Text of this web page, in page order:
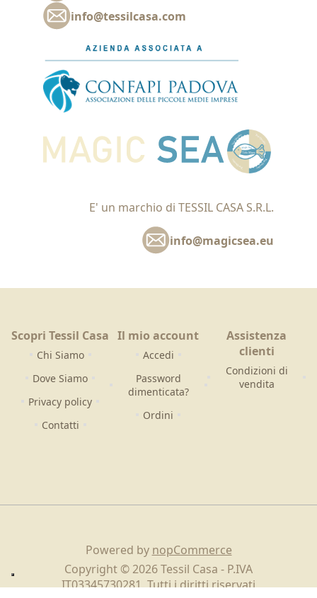
info@tessilcasa.com
E' un marchio di TESSIL CASA S.R.L.
info@magicsea.eu
Scopri Tessil Casa
Chi Siamo
Dove Siamo
Privacy policy
Contatti
Il mio account
Accedi
Password
dimenticata?
Ordini
Assistenza
clienti
Condizioni di
vendita
Powered by nopCommerce
Copyright © 2026 Tessil Casa - P.IVA
IT03345730281. Tutti i diritti riservati